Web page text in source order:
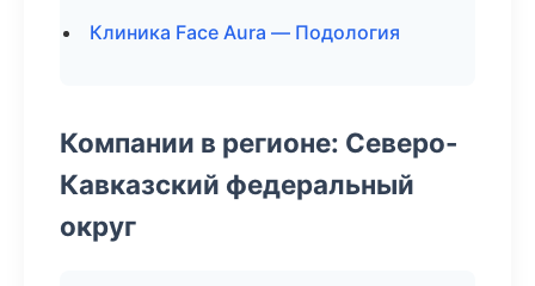
Клиника Face Aura — Подология
Компании в регионе: Северо-
Кавказский федеральный
округ